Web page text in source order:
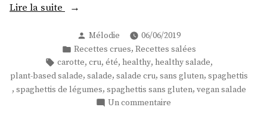
Lire la suite
« Spaghettis
Publié
par
Mélodie
06/06/2019
Publié
dans
Recettes crues, Recettes salées
Étiquettes :
carotte, cru, été, healthy, healthy salade,
plant-based salade, salade, salade cru, sans gluten, spaghettis
, spaghettis de légumes, spaghettis sans gluten, vegan salade
Un commentaire